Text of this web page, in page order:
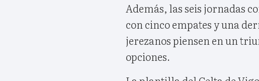
Además, las seis jornadas
con cinco empates y una
jerezanos piensen en un
opciones.